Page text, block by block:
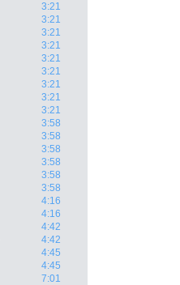
3:21
3:21
3:21
3:21
3:21
3:21
3:21
3:21
3:21
3:58
3:58
3:58
3:58
3:58
3:58
4:16
4:16
4:42
4:42
4:45
4:45
7:01